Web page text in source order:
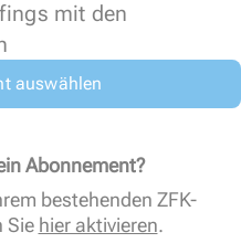
mit den
auswählen
Abonnement?
bestehenden ZFK-
Sie hier aktivieren.